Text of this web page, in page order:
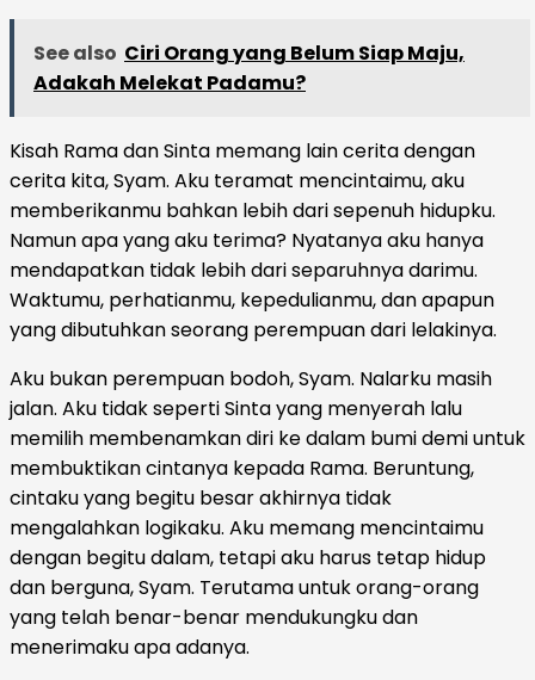
See also Ciri Orang yang Belum Siap Maju,
Adakah Melekat Padamu?
Kisah Rama dan Sinta memang lain cerita dengan
cerita kita, Syam. Aku teramat mencintaimu, aku
memberikanmu bahkan lebih dari sepenuh hidupku.
Namun apa yang aku terima? Nyatanya aku hanya
mendapatkan tidak lebih dari separuhnya darimu.
Waktumu, perhatianmu, kepedulianmu, dan apapun
yang dibutuhkan seorang perempuan dari lelakinya.
Aku bukan perempuan bodoh, Syam. Nalarku masih
jalan. Aku tidak seperti Sinta yang menyerah lalu
memilih membenamkan diri ke dalam bumi demi untuk
membuktikan cintanya kepada Rama. Beruntung,
cintaku yang begitu besar akhirnya tidak
mengalahkan logikaku. Aku memang mencintaimu
dengan begitu dalam, tetapi aku harus tetap hidup
dan berguna, Syam. Terutama untuk orang-orang
yang telah benar-benar mendukungku dan
menerimaku apa adanya.